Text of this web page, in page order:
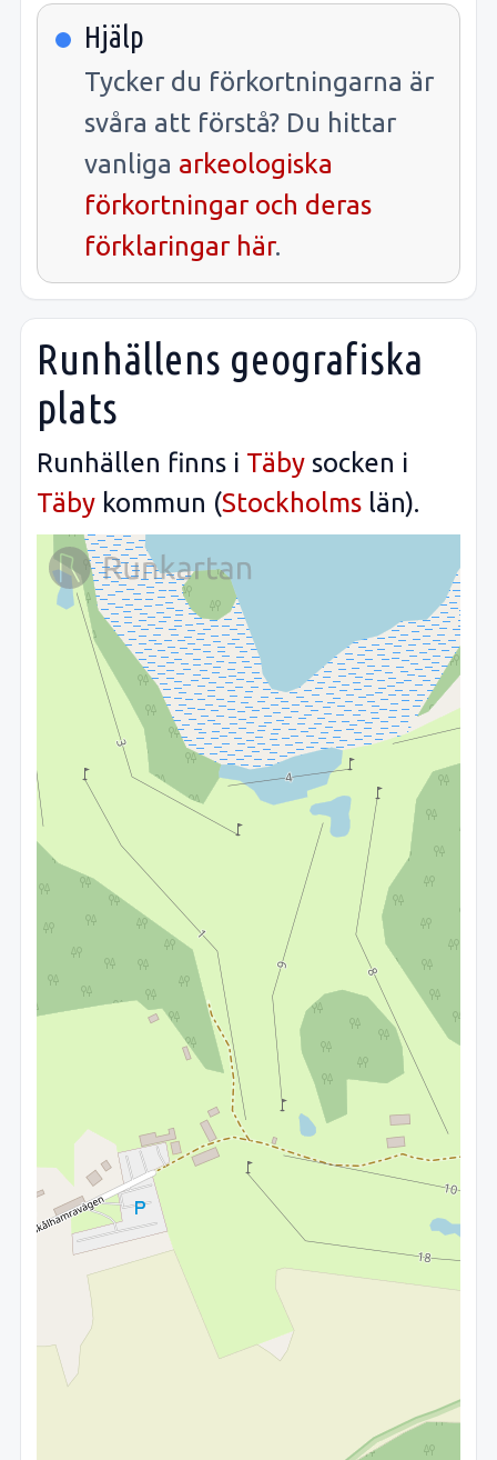
Hjälp
Tycker du förkortningarna är
svåra att förstå? Du hittar
vanliga arkeologiska
förkortningar och deras
förklaringar här.
Runhällens geografiska
plats
Runhällen finns i Täby socken i
Täby kommun (Stockholms län).